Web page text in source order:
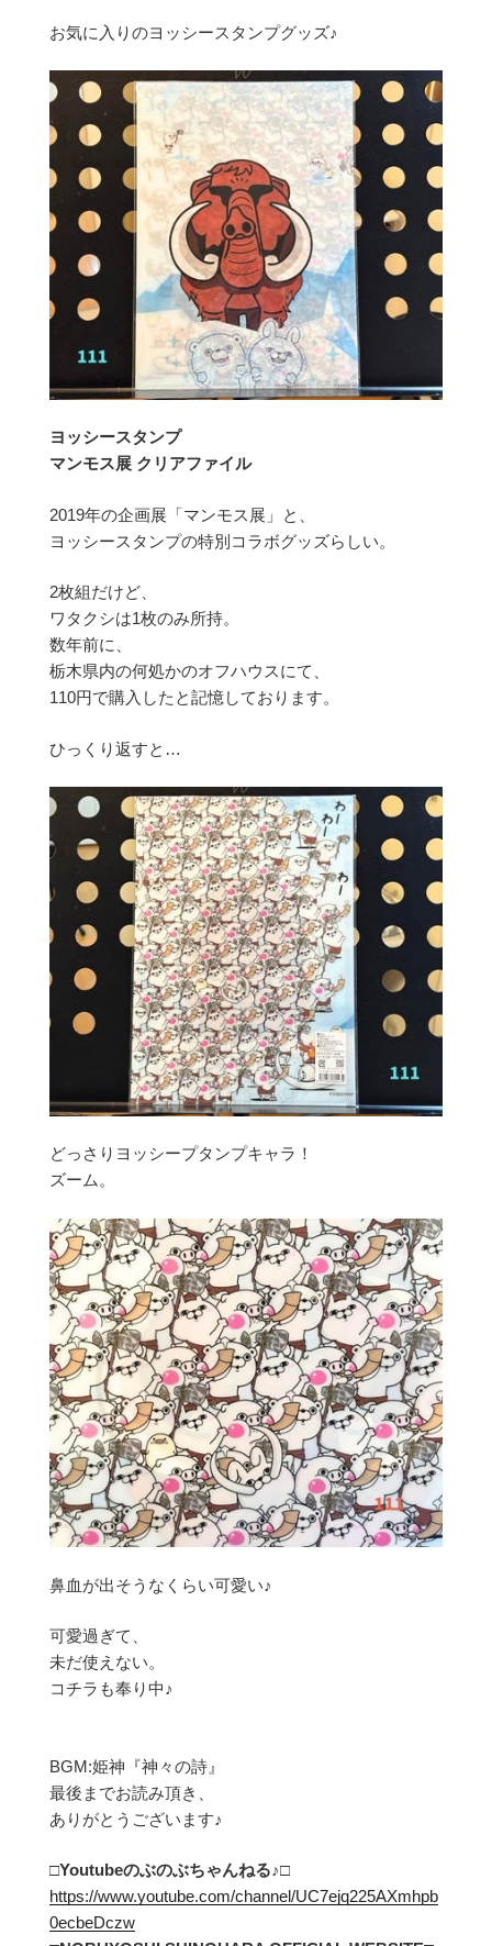
お気に入りのヨッシースタンプグッズ♪
ヨッシースタンプ
マンモス展 クリアファイル
2019年の企画展「マンモス展」と、
ヨッシースタンプの特別コラボグッズらしい。
2枚組だけど、
ワタクシは1枚のみ所持。
数年前に、
栃木県内の何処かのオフハウスにて、
110円で購入したと記憶しております。
ひっくり返すと…
どっさりヨッシープタンプキャラ！
ズーム。
鼻血が出そうなくらい可愛い♪
可愛過ぎて、
未だ使えない。
コチラも奉り中♪
BGM:姫神『神々の詩』
最後までお読み頂き、
ありがとうございます♪
□Youtubeのぶのぶちゃんねる♪□
https://www.youtube.com/channel/UC7ejq225AXmhpb
0ecbeDczw